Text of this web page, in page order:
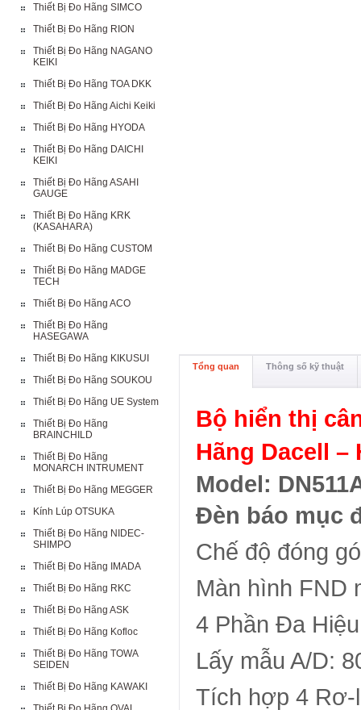
Thiết Bị Đo Hãng SIMCO
Thiết Bị Đo Hãng RION
Thiết Bị Đo Hãng NAGANO
KEIKI
Thiết Bị Đo Hãng TOA DKK
Thiết Bị Đo Hãng Aichi Keiki
Thiết Bị Đo Hãng HYODA
Thiết Bị Đo Hãng DAICHI
KEIKI
Thiết Bị Đo Hãng ASAHI
GAUGE
Thiết Bị Đo Hãng KRK
(KASAHARA)
Thiết Bị Đo Hãng CUSTOM
Thiết Bị Đo Hãng MADGE
TECH
Thiết Bị Đo Hãng ACO
Thiết Bị Đo Hãng
HASEGAWA
Thiết Bị Đo Hãng KIKUSUI
Thiết Bị Đo Hãng SOUKOU
Thiết Bị Đo Hãng UE System
Thiết Bị Đo Hãng
BRAINCHILD
Thiết Bị Đo Hãng
MONARCH INTRUMENT
Thiết Bị Đo Hãng MEGGER
Kính Lúp OTSUKA
Thiết Bị Đo Hãng NIDEC-
SHIMPO
Thiết Bị Đo Hãng IMADA
Thiết Bị Đo Hãng RKC
Thiết Bị Đo Hãng ASK
Thiết Bị Đo Hãng Kofloc
Thiết Bị Đo Hãng TOWA
SEIDEN
Thiết Bị Đo Hãng KAWAKI
Tổng quan Thông số kỹ thuật
Bộ hiển thị
Hãng Dacell –
Model:
Đèn báo mục
Chế độ đóng
Màn hình FND
4 Phần Đa
Lấy mẫu A/D:
Tích hợp 4 Rơ-